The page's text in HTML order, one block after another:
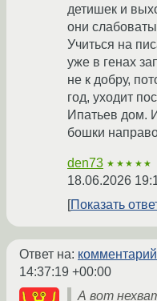
детишек и
они
Учиться на
уже в генах
не к добру,
год, уходит
Ипатьев дом.
бошки
den73 ★★★★★
18.06.2026
Показать
Ответ на: комментарий
14:37:19 +00:00
А вот